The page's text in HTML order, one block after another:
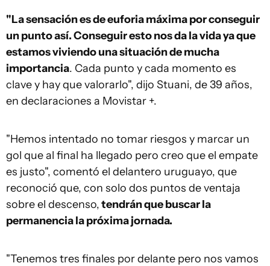
"La sensación es de euforia máxima por conseguir
un punto así. Conseguir esto nos da la vida ya que
estamos viviendo una situación de mucha
importancia. Cada punto y cada momento es
clave y hay que valorarlo", dijo Stuani, de 39 años,
en declaraciones a Movistar +.
"Hemos intentado no tomar riesgos y marcar un
gol que al final ha llegado pero creo que el empate
es justo", comentó el delantero uruguayo, que
reconoció que, con solo dos puntos de ventaja
sobre el descenso,tendrán que buscar la
permanencia la próxima jornada.
"Tenemos tres finales por delante pero nos vamos